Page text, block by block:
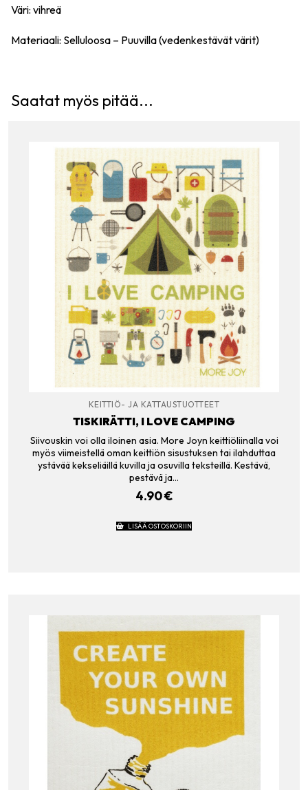
Väri: vihreä
Materiaali: Selluloosa – Puuvilla (vedenkestävät värit)
Saatat myös pitää...
KEITTIÖ- JA KATTAUSTUOTTEET
TISKIRÄTTI, I LOVE CAMPING
Siivouskin voi olla iloinen asia. More Joyn keittiöliinalla voi
myös viimeistellä oman keittiön sisustuksen tai ilahduttaa
ystävää kekseliäillä kuvilla ja osuvilla teksteillä. Kestävä,
pestävä ja…
4.90€
LISÄÄ OSTOSKORIIN